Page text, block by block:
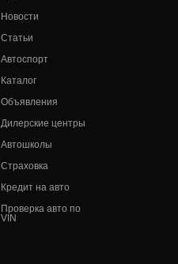
Новости
Статьи
Автоспорт
Каталог
Объявления
Дилерские центры
Автошколы
Страховка
Кредит на авто
Проверка авто по
VIN